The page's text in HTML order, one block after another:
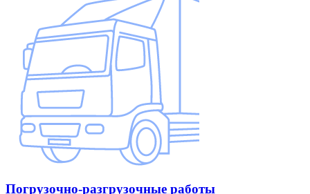
Погрузочно-разгрузочные работы